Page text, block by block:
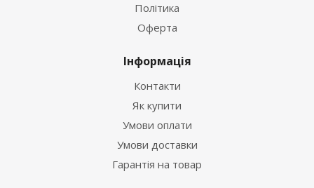
Політика
Оферта
Інформація
Контакти
Як купити
Умови оплати
Умови доставки
Гарантія на товар